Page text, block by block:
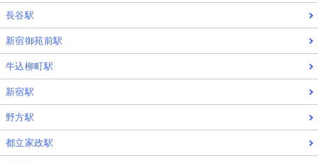
長谷駅
新宿御苑前駅
牛込柳町駅
新宿駅
野方駅
都立家政駅